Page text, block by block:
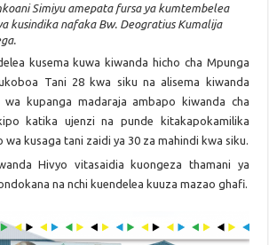
Simiyu amepata fursa ya kumtembelea
kusindika nafaka Bw. Deogratius Kumalija
kusema kuwa kiwanda hicho cha Mpunga
Tani 28 kwa siku na alisema kiwanda
wa kupanga madaraja ambapo kiwanda cha
katika ujenzi na punde kitakapokamilika
wa kusaga tani zaidi ya 30 za mahindi kwa siku.
Hivyo vitasaidia kuongeza thamani ya
na nchi kuendelea kuuza mazao ghafi.